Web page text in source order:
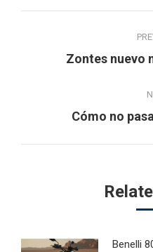
navigation
Zontes nuevo
Cómo no
Benelli